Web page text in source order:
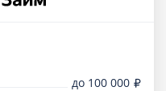
до 100 000